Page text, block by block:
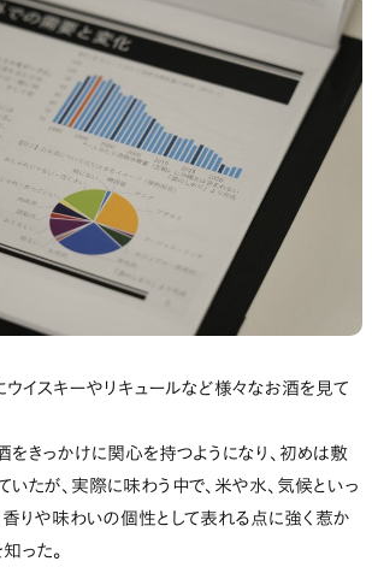
イスキーやリキュールなど様々なお酒を見て
きっかけに関心を持つようになり、初めは敷
たが、実際に味わう中で、米や水、気候といっ
りや味わいの個性として表れる点に強く惹か
った。